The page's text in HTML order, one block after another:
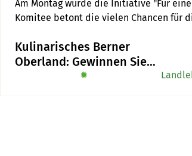
Am Montag wurde die Initiative "Für
Kulinarisches Berner
Oberland: Gewinnen Sie
das Buch «Alpe-Chuchi»
✹